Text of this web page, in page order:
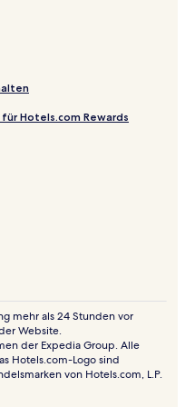
Hotels.com Rewards
mehr als 24 Stunden vor
Website.
der Expedia Group. Alle
Hotels.com-Logo sind
von Hotels.com, L.P.